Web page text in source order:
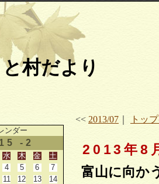
村だより
ンダー
-2
水 木 金
土
4 5 6
7
11 12 13
14
<< 2013/07 トッ
2013年8
富山に向か